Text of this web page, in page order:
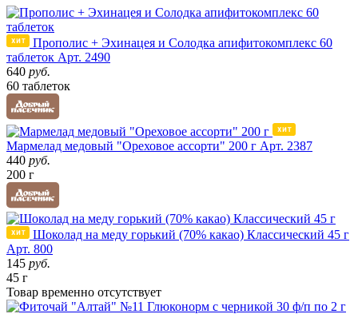
Прополис + Эхинацея и Солодка апифитокомплекс 60
таблеток Арт. 2490
640 руб.
60 таблеток
Мармелад медовый "Ореховое ассорти" 200 г Арт. 2387
440 руб.
200 г
Шоколад на меду горький (70% какао) Классический 45 г
Арт. 800
145 руб.
45 г
Товар временно отсутствует